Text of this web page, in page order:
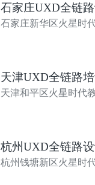
石家庄UXD全链
石家庄新华区火星时
天津UXD全链路
天津和平区火星时代
杭州UXD全链路
杭州钱塘新区火星时